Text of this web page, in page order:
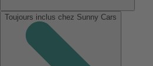
Toujours inclus chez Sunny Cars